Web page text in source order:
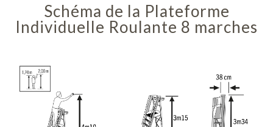
Schéma de la Plateforme
Individuelle Roulante 8 marches